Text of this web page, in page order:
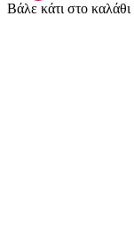
Βάλε κάτι στο